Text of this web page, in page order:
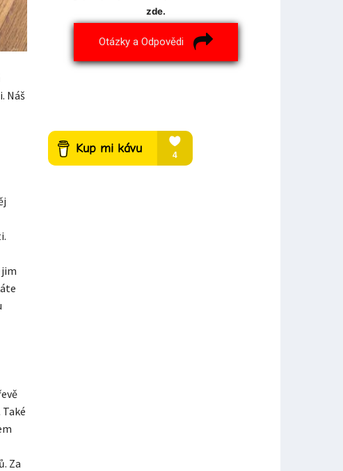
Náš
Za
zde.
Otázky a Odpovědi